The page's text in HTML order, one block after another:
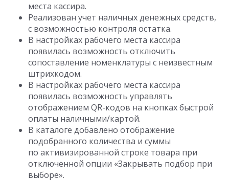
места кассира.
Реализован учет наличных денежных средств,
с возможностью контроля остатка.
В настройках рабочего места кассира
появилась возможность отключить
сопоставление номенклатуры с неизвестным
штрихкодом.
В настройках рабочего места кассира
появилась возможность управлять
отображением QR-кодов на кнопках быстрой
оплаты наличными/картой.
В каталоге добавлено отображение
подобранного количества и суммы
по активизированной строке товара при
отключенной опции «Закрывать подбор при
выборе».